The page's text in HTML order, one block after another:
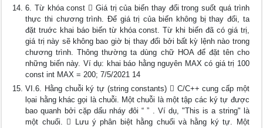
6. Từ khóa const  Giá trị của biến thay đổi trong suốt quá trình
thực thi chương trình. Để giá trị của biến không bị thay đổi, ta
đặt truớc khai báo biến từ khóa const. Từ khi biến đã có giá trị,
giá trị này sẽ không bao giờ bị thay đổi bởi bất kỳ lệnh nào trong
chương trình. Thông thường ta dùng chữ HOA để đặt tên cho
những biến này. Ví dụ: khai báo hằng nguyên MAX có giá trị 100
const int MAX = 200; 7/5/2021 14
VI.6. Hằng chuỗi ký tự (string constants)  C/C++ cung cấp một
lọai hằng khác gọi là chuỗi. Một chuỗi là một tập các ký tự được
bao quanh bởi cặp dấu nháy đôi “ ” . Ví dụ, "This is a string" là
một chuổi.  Lưu ý phân biệt hằng chuổi và hằng ký tự. Một